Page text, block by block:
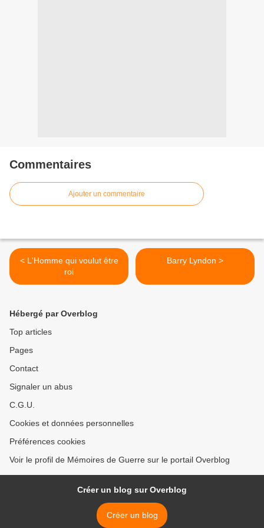
Commentaires
Ajouter un commentaire
< L'Homme qui voulut être
roi
Barry Lyndon >
Hébergé par Overblog
Top articles
Pages
Contact
Signaler un abus
C.G.U.
Cookies et données personnelles
Préférences cookies
Voir le profil de Mémoires de Guerre sur le portail Overblog
Créer un blog sur Overblog
Créer un blog